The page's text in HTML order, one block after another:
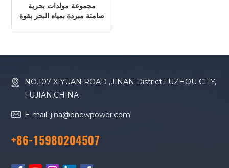
مجموعة مولدات بحرية
صامتة مبردة بمياه البحر بقوة
NO.107 XIYUAN ROAD ,JINAN District,FUZHOU CITY,
FUJIAN,CHINA
E-mail: jina@onewpower.com
+86-15980204507